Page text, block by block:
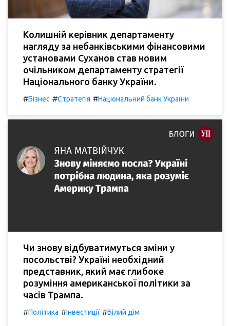
Колишній керівник департаменту
нагляду за небанківськими фінансовими
установами Суханов став новим
очільником департаменту стратегії
Національного банку України.
#Бізнес #Стратегія #Національний банк України
Чи знову відбуватимуться зміни у
посольстві? Україні необхідний
представник, який має глибоке
розуміння американської політики за
часів Трампа.
#Політика #Інвестиції #Білий дім